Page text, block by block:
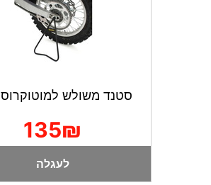
סטנד משולש למוטוקרוס Unit
135₪
לעגלה